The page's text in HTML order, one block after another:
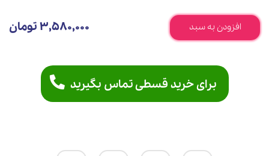
افزودن به سبد 3,580,000 تومان
برای خرید قسطی تماس بگیرید